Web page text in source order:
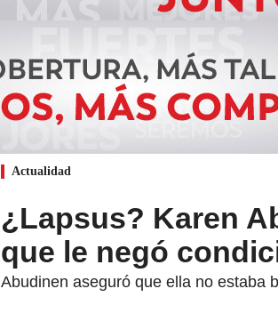
Actualidad
¿Lapsus? Karen
que le negó
Abudinen aseguró que ella no estaba